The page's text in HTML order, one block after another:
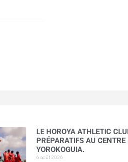
LE HOROYA ATHLETIC
PRÉPARATIFS AU CENTRE
YOROKOGUIA.
6 août 2026